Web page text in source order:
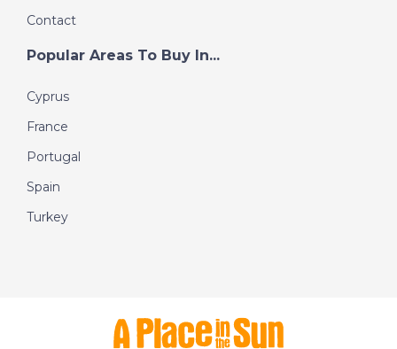
Contact
Popular Areas To Buy In...
Cyprus
France
Portugal
Spain
Turkey